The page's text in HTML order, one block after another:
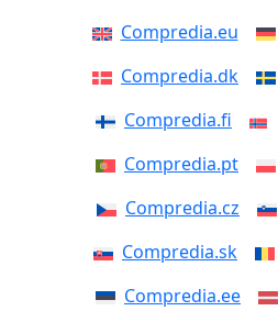
Compredia.eu
Compredia.dk
Compredia.fi
Compredia.pt
Compredia.cz
Compredia.sk
Compredia.ee